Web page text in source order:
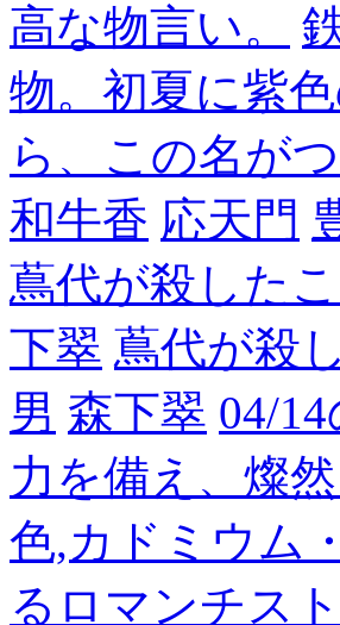
高な物言い。
物。初夏に紫
ら、この名が
和牛香 応天門
蔦代が殺した
下翠 蔦代が殺
男 森下翠 04/
力を備え、燦
色,カドミウム
るロマンチスト